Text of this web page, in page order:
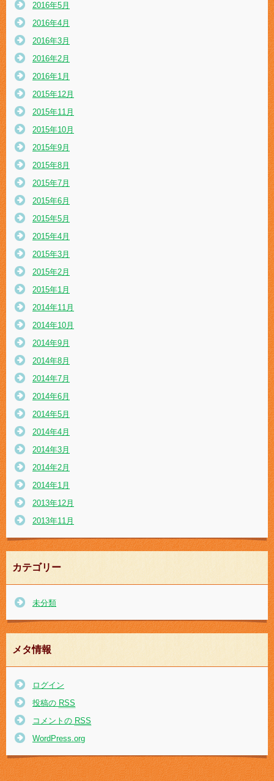
2016年5月
2016年4月
2016年3月
2016年2月
2016年1月
2015年12月
2015年11月
2015年10月
2015年9月
2015年8月
2015年7月
2015年6月
2015年5月
2015年4月
2015年3月
2015年2月
2015年1月
2014年11月
2014年10月
2014年9月
2014年8月
2014年7月
2014年6月
2014年5月
2014年4月
2014年3月
2014年2月
2014年1月
2013年12月
2013年11月
カテゴリー
未分類
メタ情報
ログイン
投稿の RSS
コメントの RSS
WordPress.org